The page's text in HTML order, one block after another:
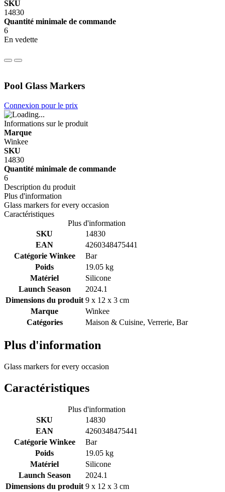
SKU
14830
Quantité minimale de commande
6
En vedette
Pool Glass Markers
Connexion pour le prix
Informations sur le produit
Marque
Winkee
SKU
14830
Quantité minimale de commande
6
Description du produit
Plus d'information
Glass markers for every occasion
Caractéristiques
Plus d'information
SKU
14830
EAN
4260348475441
Catégorie Winkee
Bar
Poids
19.05 kg
Matériel
Silicone
Launch Season
2024.1
Dimensions du produit 9 x 12 x 3 cm
Marque
Winkee
Catégories
Maison & Cuisine, Verrerie, Bar
Plus d'information
Glass markers for every occasion
Caractéristiques
Plus d'information
SKU
14830
EAN
4260348475441
Catégorie Winkee
Bar
Poids
19.05 kg
Matériel
Silicone
Launch Season
2024.1
Dimensions du produit 9 x 12 x 3 cm